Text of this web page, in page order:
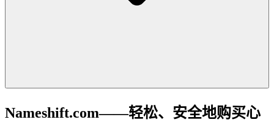
Nameshift.com——轻松、安全地购买心